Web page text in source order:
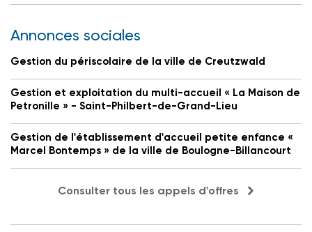
Annonces sociales
Gestion du périscolaire de la ville de Creutzwald
Gestion et exploitation du multi-accueil « La Maison de
Petronille » - Saint-Philbert-de-Grand-Lieu
Gestion de l'établissement d'accueil petite enfance «
Marcel Bontemps » de la ville de Boulogne-Billancourt
Consulter tous les appels d'offres